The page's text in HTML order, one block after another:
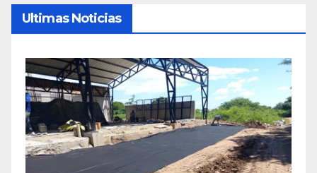
Ultimas Noticias